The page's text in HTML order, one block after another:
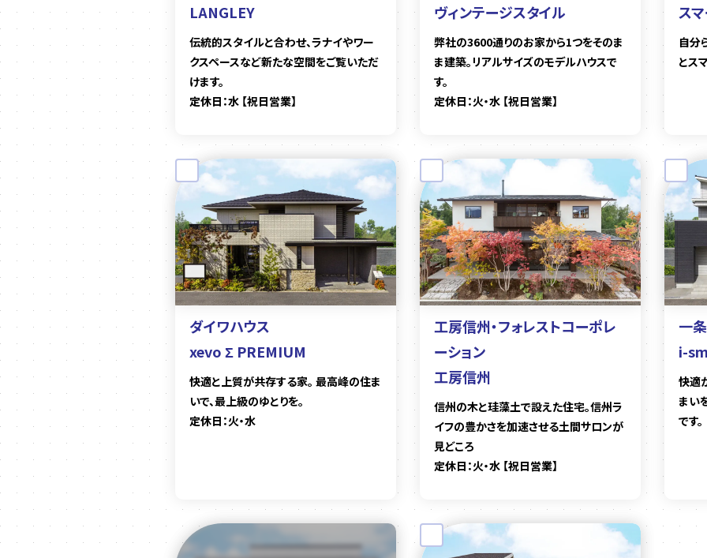
LANGLEY
伝統的スタイルと合わせ、ラナイやワー
クスペースなど新たな空間をご覧いただ
けます。
定休日：水 【祝日営業】
ヴィンテージスタイル
弊社の3600通りのお家から1つをそのま
ま建築。リアルサイズのモデルハウスで
す。
定休日：火・水 【祝日営業】
スマ
自分
とス
ダイワハウス
xevo Σ PREMIUM
快適と上質が共存する家。 最高峰の住ま
いで、最上級のゆとりを。
定休日：火・水
工房信州・フォレストコーポレ
ーション
工房信州
信州の木と珪藻土で設えた住宅。信州ラ
イフの豊かさを加速させる土間サロンが
見どころ
定休日：火・水 【祝日営業】
一
i-
快適
まい
です。